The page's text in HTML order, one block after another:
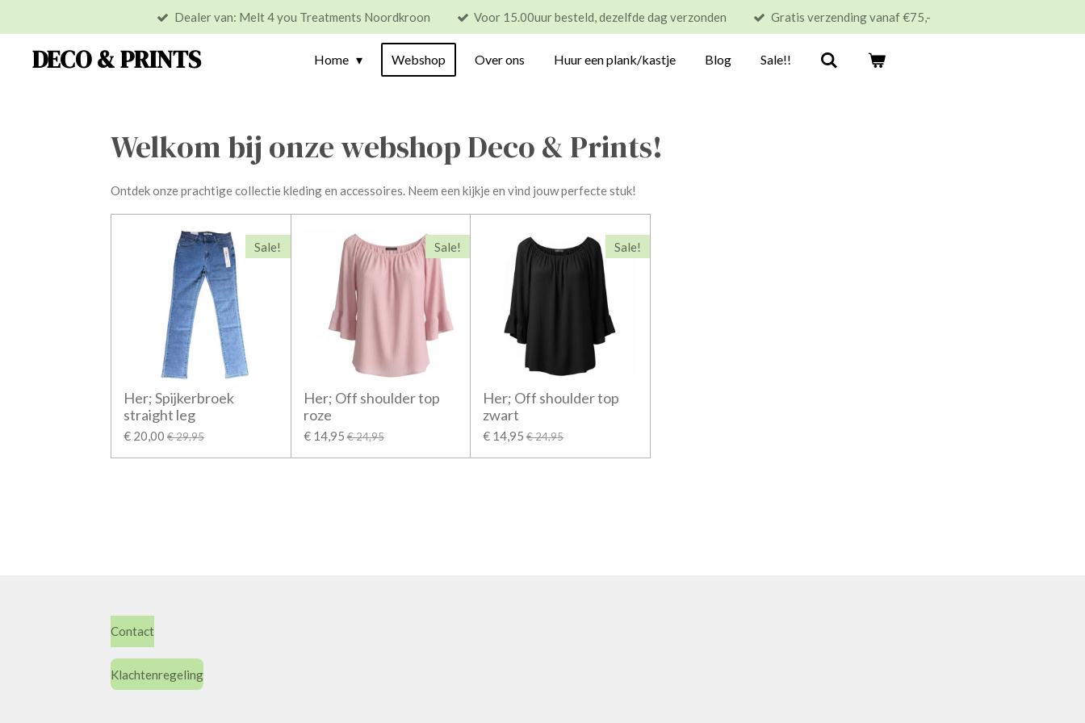
Dealer van: Melt 4 you Treatments Noordkroon Voor 15.00uur besteld, dezelfde dag verzonden Gratis verzending vanaf €75,-
DECO & PRINTS Home Webshop Over ons Huur een plank/kastje Blog Sale!!
Welkom bij onze webshop Deco & Prints!
Ontdek onze prachtige collectie kleding en accessoires. Neem een kijkje en vind jouw perfecte stuk!
Sale!
Her; Spijkerbroek
straight leg
€ 20,00 € 29,95
Sale!
Her; Off shoulder top
roze
€ 14,95 € 24,95
Sale!
Her; Off shoulder top
zwart
€ 14,95 € 24,95
Contact
Klachtenregeling